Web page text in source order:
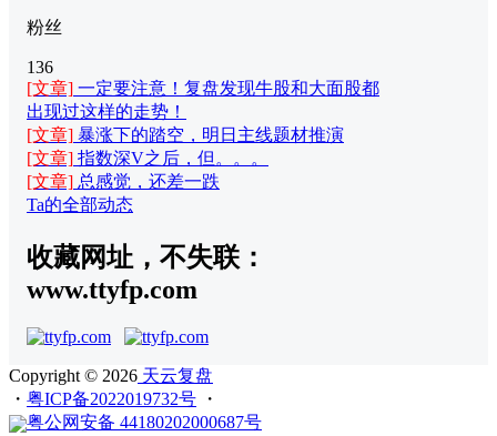
粉丝
136
[文章] 一定要注意！复盘发现牛股和大面股都
出现过这样的走势！
[文章] 暴涨下的踏空，明日主线题材推演
[文章] 指数深V之后，但。。。
[文章] 总感觉，还差一跌
Ta的全部动态
收藏网址，不失联：
www.ttyfp.com
Copyright © 2026 天云复盘
・ 粤ICP备2022019732号
・
粤公网安备 44180202000687号